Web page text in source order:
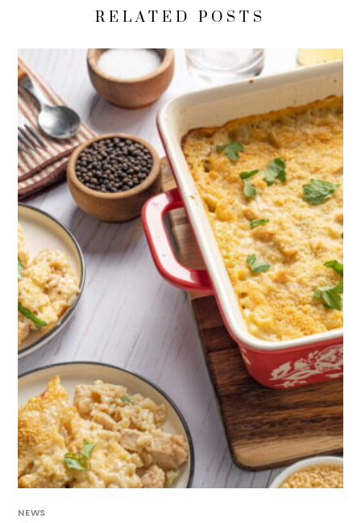
RELATED POSTS
NEWS